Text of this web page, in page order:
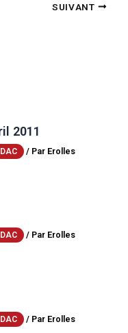
SUIVANT
2011
/ Par Erolles
/ Par Erolles
/ Par Erolles